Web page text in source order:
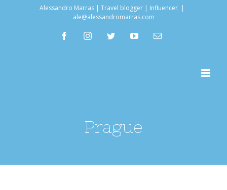
Alessandro Marras | Travel blogger | Influencer |
ale@alessandromarras.com
facebookinstagramtwitter youtubeEmail
Prague